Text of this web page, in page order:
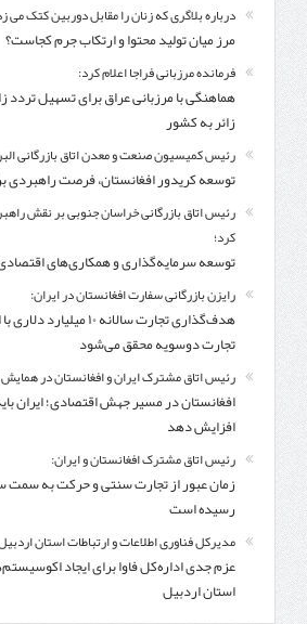
درباره بلاگری که زنان را مقابل دوربین کتک می
مرز میان تولید محتوا و ارتکاب جرم کجاست؟
فرمانده مرزبانی فراجا اعلام کرد:
هماهنگی با مرزبانی عراق برای تسهیل
زائر به کشور
رئیس کمیسیون صنعت و معدن اتاق بازرگانی
توسعه کریدور افغانستان، فرصت راهبردی
رئیس اتاق بازرگانی خراسان جنوبی بر نقش
کرد؛
توسعه سرمایه‌گذاری و همکاری‌های
رایزن بازرگانی سفارت افغانستان در ایران:
هدف‌گذاری تجارت سالانه
تجارت دوسویه محقق می‌شود
رئیس اتاق مشترک ایران و افغانستان در همایش
افغانستان در مسیر جهش اقتصادی؛ ایران
افزایش دهد
رئیس اتاق مشترک افغانستان و ایران:
زمان عبور از تجارت سنتی و حرکت به سمت
رسیده است
مدیرکل فناوری اطلاعات و ارتباطات استان
عزم جدی اداره‌کل فاوا برای ایجاد
استان اردبیل